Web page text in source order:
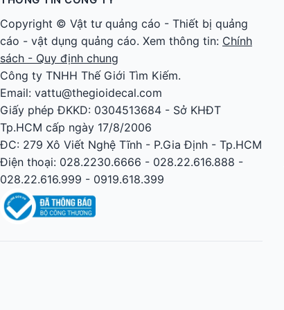
Copyright © Vật tư quảng cáo - Thiết bị quảng
cáo - vật dụng quảng cáo. Xem thông tin: Chính
sách - Quy định chung
Công ty TNHH Thế Giới Tìm Kiếm.
Email: vattu@thegioidecal.com
Giấy phép ĐKKD: 0304513684 - Sở KHĐT
Tp.HCM cấp ngày 17/8/2006
ĐC: 279 Xô Viết Nghệ Tĩnh - P.Gia Định - Tp.HCM
Điện thoại: 028.2230.6666 - 028.22.616.888 -
028.22.616.999 - 0919.618.399